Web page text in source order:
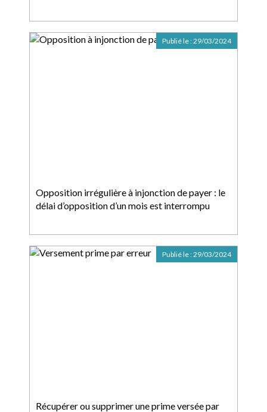
Opposition irrégulière à injonction de payer : le
délai d’opposition d’un mois est interrompu
Publié le :29/03/2024
Récupérer ou supprimer une prime versée par
Publié le :29/03/2024